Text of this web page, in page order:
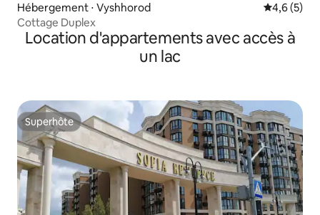
Hébergement ⋅ Vyshhorod Évaluation
4,6 (5)
Cottage Duplex
Location d'appartements avec accès à
un lac
Superhôte
Superhôte